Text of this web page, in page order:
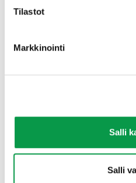
Tilastot
Markkinointi
Salli
Salli
työmaaolosuhteissa
Maa- ja
asiantuntijaorganisaatioita.
Metsäpaloriskin ennakointi
.